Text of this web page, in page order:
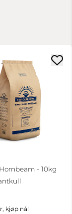
- 10kg
kjøp nå!